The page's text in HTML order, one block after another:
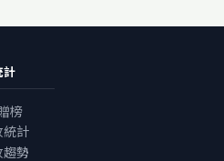
計
榜
統計
勢